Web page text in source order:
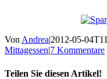
VonAndrea|2012-05-
Mittagessen|7 Kommentare
Teilen Sie diesen Artikel!